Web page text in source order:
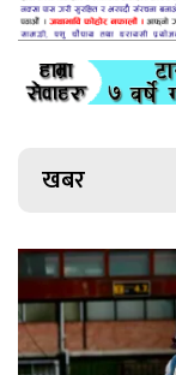
खबर